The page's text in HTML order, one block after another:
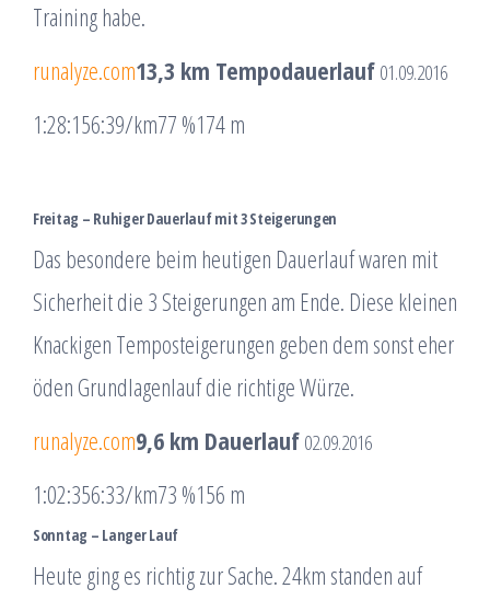
Training habe.
runalyze.com13,3 km Tempodauerlauf 01.09.2016
1:28:156:39/km77 %174 m
Freitag – Ruhiger Dauerlauf mit 3 Steigerungen
Das besondere beim heutigen Dauerlauf waren mit
Sicherheit die 3 Steigerungen am Ende. Diese kleinen
Knackigen Temposteigerungen geben dem sonst eher
öden Grundlagenlauf die richtige Würze.
runalyze.com9,6 km Dauerlauf 02.09.2016
1:02:356:33/km73 %156 m
Sonntag – Langer Lauf
Heute ging es richtig zur Sache. 24km standen auf